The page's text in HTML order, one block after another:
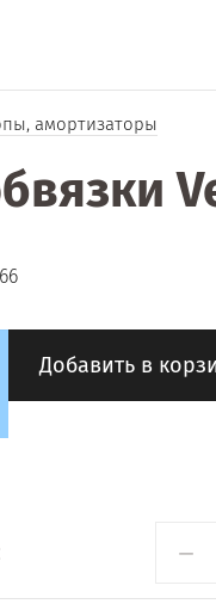
амортизаторы
Добавить в
−